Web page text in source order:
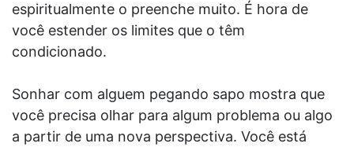
espiritualmente o preenche muito. É hora de
você estender os limites que o têm
condicionado.
Sonhar com alguem pegando sapo mostra que
você precisa olhar para algum problema ou algo
a partir de uma nova perspectiva. Você está